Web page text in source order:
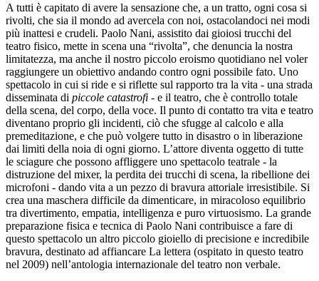
A tutti è capitato di avere la sensazione che, a un tratto, ogni cosa si
rivolti, che sia il mondo ad avercela con noi, ostacolandoci nei modi
più inattesi e crudeli. Paolo Nani, assistito dai gioiosi trucchi del
teatro fisico, mette in scena una “rivolta”, che denuncia la nostra
limitatezza, ma anche il nostro piccolo eroismo quotidiano nel voler
raggiungere un obiettivo andando contro ogni possibile fato. Uno
spettacolo in cui si ride e si riflette sul rapporto tra la vita - una strada
disseminata di piccole catastrofi - e il teatro, che è controllo totale
della scena, del corpo, della voce. Il punto di contatto tra vita e teatro
diventano proprio gli incidenti, ciò che sfugge al calcolo e alla
premeditazione, e che può volgere tutto in disastro o in liberazione
dai limiti della noia di ogni giorno. L’attore diventa oggetto di tutte
le sciagure che possono affliggere uno spettacolo teatrale - la
distruzione del mixer, la perdita dei trucchi di scena, la ribellione dei
microfoni - dando vita a un pezzo di bravura attoriale irresistibile. Si
crea una maschera difficile da dimenticare, in miracoloso equilibrio
tra divertimento, empatia, intelligenza e puro virtuosismo. La grande
preparazione fisica e tecnica di Paolo Nani contribuisce a fare di
questo spettacolo un altro piccolo gioiello di precisione e incredibile
bravura, destinato ad affiancare La lettera (ospitato in questo teatro
nel 2009) nell’antologia internazionale del teatro non verbale.